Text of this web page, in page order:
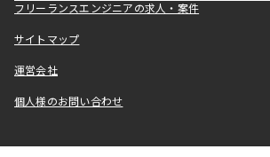
フリーランスエンジニアの求人・案件
サイトマップ
運営会社
個人様のお問い合わせ